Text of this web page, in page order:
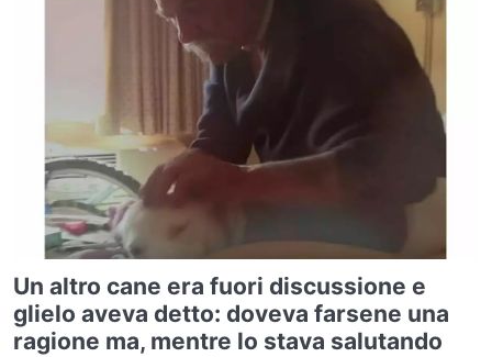
Un altro cane era fuori discussione e
glielo aveva detto: doveva farsene una
ragione ma, mentre lo stava salutando